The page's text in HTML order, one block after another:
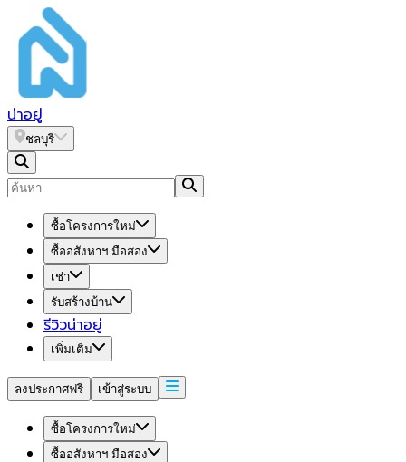
น่าอยู่
ชลบุรี
ซื้อโครงการใหม่
ซื้ออสังหาฯ มือสอง
เช่า
รับสร้างบ้าน
รีวิวน่าอยู่
เพิ่มเติม
ลงประกาศฟรี เข้าสู่ระบบ
ซื้อโครงการใหม่
ซื้ออสังหาฯ มือสอง